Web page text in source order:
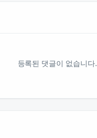
등록된 댓글이 없습니다.